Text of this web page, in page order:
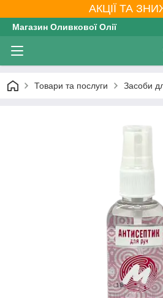
АКЦІЇ ТА
Магазин Оливкової Олії
Товари та послуги Засоби